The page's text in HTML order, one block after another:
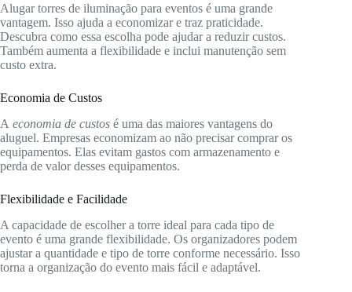
Alugar torres de iluminação para eventos é uma grande
vantagem. Isso ajuda a economizar e traz praticidade.
Descubra como essa escolha pode ajudar a reduzir custos.
Também aumenta a flexibilidade e inclui manutenção sem
custo extra.
Economia de Custos
A economia de custos é uma das maiores vantagens do
aluguel. Empresas economizam ao não precisar comprar os
equipamentos. Elas evitam gastos com armazenamento e
perda de valor desses equipamentos.
Flexibilidade e Facilidade
A capacidade de escolher a torre ideal para cada tipo de
evento é uma grande flexibilidade. Os organizadores podem
ajustar a quantidade e tipo de torre conforme necessário. Isso
torna a organização do evento mais fácil e adaptável.